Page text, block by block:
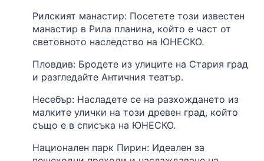
Рилският манастир: Посетете този известен
манастир в Рила планина, който е част от
световното наследство на ЮНЕСКО.
Пловдив: Бродете из улиците на Стария град
и разгледайте Античния театър.
Несебър: Насладете се на разхождането из
малките улички на този древен град, който
също е в списъка на ЮНЕСКО.
Национален парк Пирин: Идеален за